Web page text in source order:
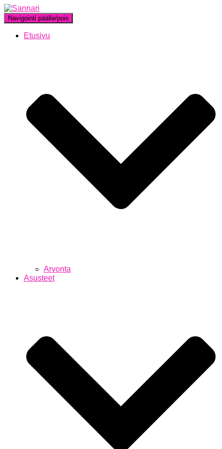
Navigointi päälle/pois
Etusivu
Arvonta
Asusteet